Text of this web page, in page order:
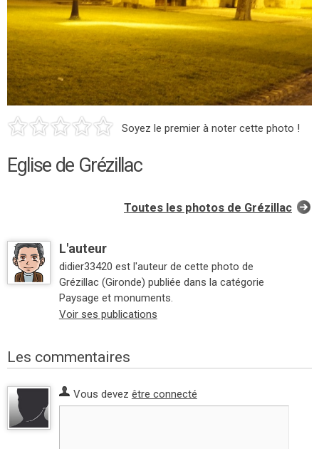
Soyez le premier à noter cette photo !
Eglise de Grézillac
Toutes les photos de Grézillac
L'auteur
didier33420 est l'auteur de cette photo de
Grézillac (Gironde) publiée dans la catégorie
Paysage et monuments.
Voir ses publications
Les commentaires
Vous devez être connecté